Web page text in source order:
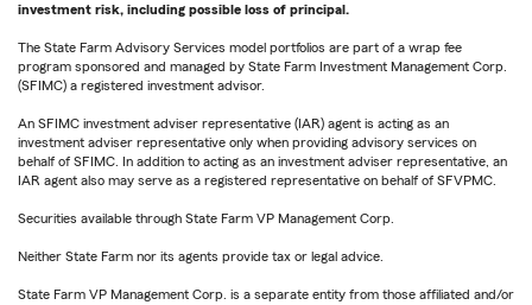
investment risk, including possible loss of principal.
The State Farm Advisory Services model portfolios are part of a wrap fee
program sponsored and managed by State Farm Investment Management Corp.
(SFIMC) a registered investment advisor.
An SFIMC investment adviser representative (IAR) agent is acting as an
investment adviser representative only when providing advisory services on
behalf of SFIMC. In addition to acting as an investment adviser representative, an
IAR agent also may serve as a registered representative on behalf of SFVPMC.
Securities available through State Farm VP Management Corp.
Neither State Farm nor its agents provide tax or legal advice.
State Farm VP Management Corp. is a separate entity from those affiliated and/or